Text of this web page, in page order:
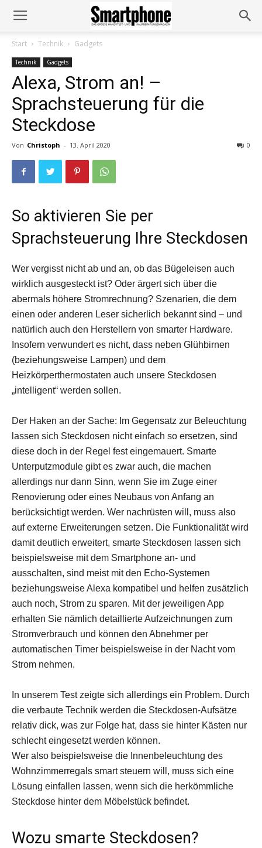
Start Technik Gadgets
Technik Gadgets
Alexa, Strom an! –
Sprachsteuerung für die
Steckdose
Von Christoph - 13. April 2020 0
So aktivieren Sie per
Sprachsteuerung Ihre Steckdosen
Wer vergisst nicht ab und an, ob das Bügeleisen auch
wirklich ausgesteckt ist? Oder ärgert sich über die
abermals höhere Stromrechnung? Szenarien, die dem
einen oder anderen Leser sicherlich bekannt sind – und
natürlich auch den Herstellern von smarter Hardware.
Insofern verwundert es nicht, dass neben Glühbirnen
(beziehungsweise Lampen) und dem
Heizkörperthermostaten auch unsere Steckdosen
„intelligent“ werden sollen.
Der Haken an der Sache: Im Gegensatz zur Beleuchtung
lassen sich Steckdosen nicht einfach so ersetzen, sind
diese doch in der Regel fest eingemauert. Smarte
Unterputzmodule gibt es zwar auch, die machen
allerdings nur dann Sinn, wenn Sie im Zuge einer
Renovierung oder eines Neubaus von Anfang an
berücksichtigt werden. Wer nachrüsten will, muss also
auf externe Erweiterungen setzen. Die Funktionalität wird
damit deutlich erweitert, smarte Steckdosen lassen sich
beispielsweise mit dem Smartphone an- und
ausschalten, sind meist mit den Echo-Systemen
beziehungsweise Alexa kompatibel und helfen zusätzlich
auch noch, Strom zu sparen. Mit der jeweiligen App
erhalten Sie nämlich detaillierte Aufzeichnungen zum
Stromverbrauch und können den Abnehmer per
automatischen Timer beispielsweise in der Nacht vom
Strom nehmen.
In unserem Test zeigte sich allerdings ein Problem. Durch
die verbaute Technik werden die Steckdosen-Aufsätze
relativ dick, was zur Folge hat, dass sie hinter Kästen nur
schlecht eingesetzt werden können.
Wer also beispielsweise die Innenbeleuchtung des
Wohnzimmerregals smart steuern will, muss sich eine
Lösung einfallen lassen, wenn sich die herkömmliche
Steckdose hinter dem Möbelstück ­befindet.
Wozu smarte Steckdosen?